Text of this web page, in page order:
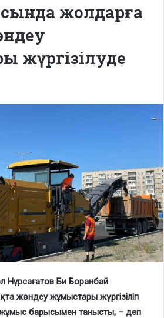
жолдарға
жүргізілуде
Нұрсағатов Би Боранбай
жөндеу жұмыстары жүргізіліп
барысымен танысты, – деп